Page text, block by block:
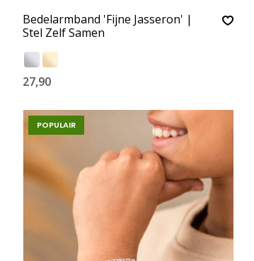
Bedelarmband 'Fijne Jasseron' |
Stel Zelf Samen
27,90
POPULAIR